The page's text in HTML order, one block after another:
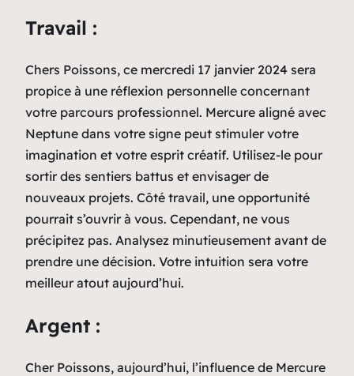
Travail :
Chers Poissons, ce mercredi 17 janvier 2024 sera
propice à une réflexion personnelle concernant
votre parcours professionnel. Mercure aligné avec
Neptune dans votre signe peut stimuler votre
imagination et votre esprit créatif. Utilisez-le pour
sortir des sentiers battus et envisager de
nouveaux projets. Côté travail, une opportunité
pourrait s’ouvrir à vous. Cependant, ne vous
précipitez pas. Analysez minutieusement avant de
prendre une décision. Votre intuition sera votre
meilleur atout aujourd’hui.
Argent :
Cher Poissons, aujourd’hui, l’influence de Mercure